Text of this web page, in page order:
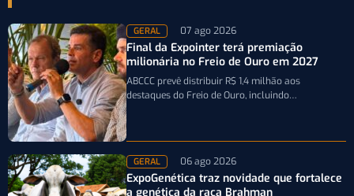
GERAL 07 ago 2026
Final da Expointer terá premiação
milionária no Freio de Ouro em 2027
ABCCC prevê distribuir R$ 1,4 milhão aos
destaques do Freio de Ouro, incluindo
GERAL 06 ago 2026
ExpoGenética traz novidade que fortalece
a genética da raça Brahman